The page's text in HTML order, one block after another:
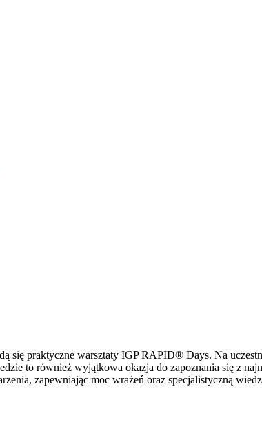
się praktyczne warsztaty IGP RAPID® Days. Na
to również wyjątkowa okazja do zapoznania się z
zapewniając moc wrażeń oraz specjalistyczną